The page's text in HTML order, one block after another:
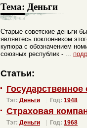
Тема: Деньги
Старые советские деньги
являетесь поклонником
купюра с обозначением
союзных республик - ...
Статьи:
Тэг: Деньги Год: 1948
Страховая
Тэг: Деньги Год: 1968